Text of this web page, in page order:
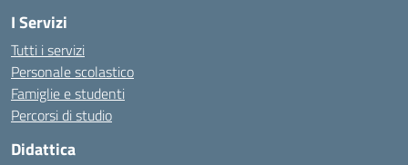
I Servizi
Tutti i servizi
Personale scolastico
Famiglie e studenti
Percorsi di studio
Didattica